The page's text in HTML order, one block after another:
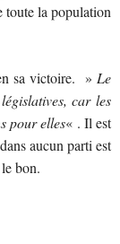
la population
sa victoire. » Le
car les
pour elles« . Il est
aucun parti est
bon.